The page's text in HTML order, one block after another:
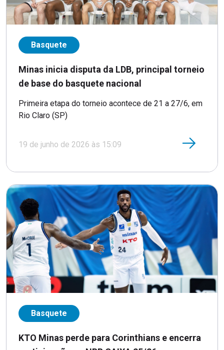
Basquete
Minas inicia disputa da LDB, principal torneio
de base do basquete nacional
Primeira etapa do torneio acontece de 21 a 27/6, em
Rio Claro (SP)
19 de junho de 2026 às 15:09
Basquete
KTO Minas perde para Corinthians e encerra